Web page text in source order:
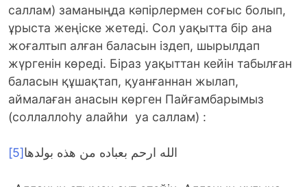
саллам) заманыңда кәпірлермен соғыс болып,
ұрыста жеңіске жетеді. Сол уақытта бір ана
жоғалтып алған баласын іздеп, шырылдап
жүргенін көреді. Біраз уақыттан кейін табылған
баласын құшақтап, қуанғаннан жылап,
аймалаған анасын көрген Пайғамбарымыз
(соллаллоһу алайһи уа саллам) :
الله ارحم بعباده من هذه بولدها[5]